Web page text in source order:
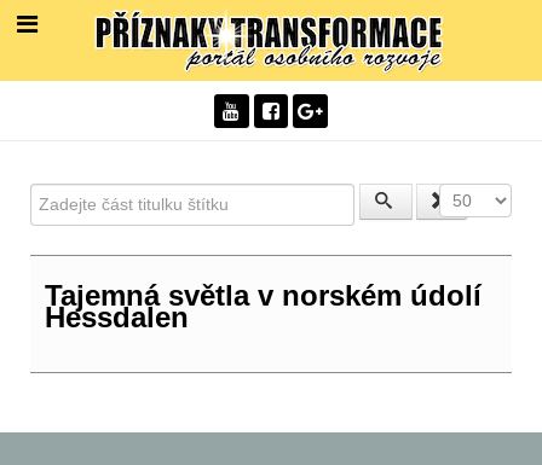
Zadejte část titulku štítku Počet
Tajemná světla v norském údolí
Hessdalen